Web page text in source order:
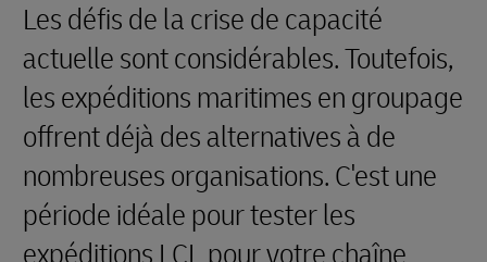
Les défis de la crise de capacité
actuelle sont considérables. Toutefois,
les expéditions maritimes en groupage
offrent déjà des alternatives à de
nombreuses organisations. C'est une
période idéale pour tester les